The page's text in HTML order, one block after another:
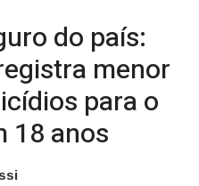
do país:
menor
para o
18 anos